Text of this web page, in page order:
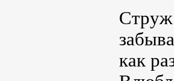
Струж
как